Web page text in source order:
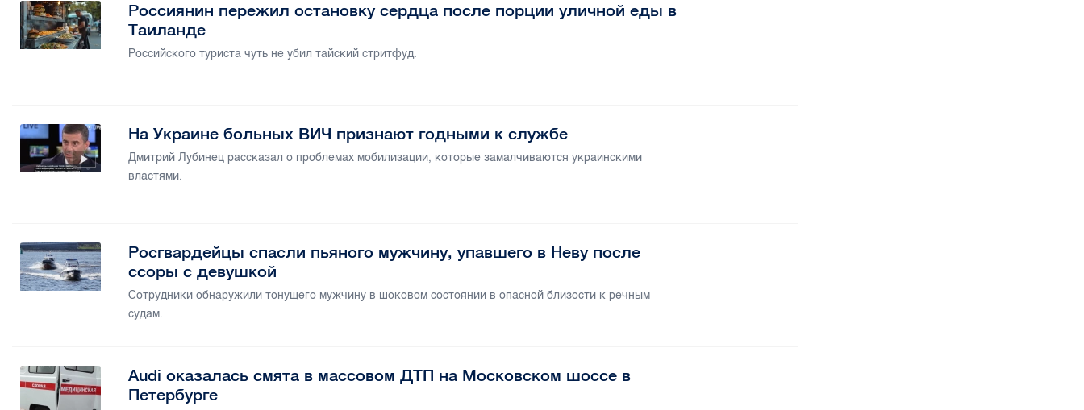
Россиянин пережил остановку сердца после порции уличной еды в
Таиланде
Российского туриста чуть не убил тайский стритфуд.
На Украине больных ВИЧ признают годными к службе
Дмитрий Лубинец рассказал о проблемах мобилизации, которые замалчиваются украинскими
властями.
Росгвардейцы спасли пьяного мужчину, упавшего в Неву после
ссоры с девушкой
Сотрудники обнаружили тонущего мужчину в шоковом состоянии в опасной близости к речным
судам.
Audi оказалась смята в массовом ДТП на Московском шоссе в
Петербурге